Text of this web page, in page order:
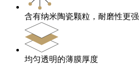
含有纳米陶瓷颗粒，耐磨性更强
均匀透明的薄膜厚度